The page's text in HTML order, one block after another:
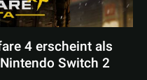
4 erscheint als
Switch 2